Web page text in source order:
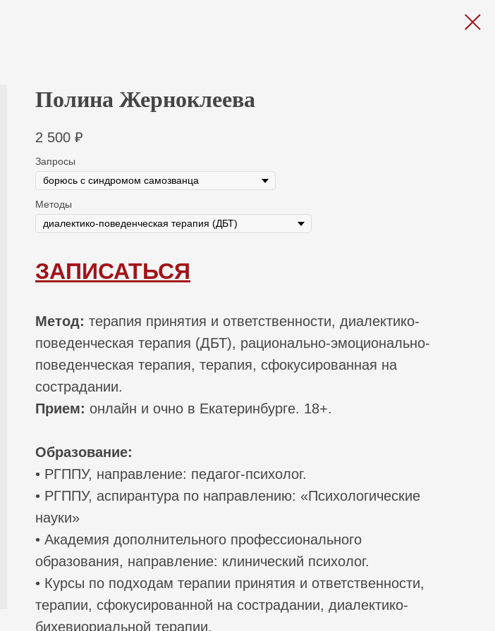
Полина Жерноклеева
2 500 ₽
Запросы
Методы
ЗАПИСАТЬСЯ
Метод: терапия принятия и ответственности, диалектико-
поведенческая терапия (ДБТ), рационально-эмоционально-
поведенческая терапия, терапия, сфокусированная на
сострадании.
Прием: онлайн и очно в Екатеринбурге. 18+.
Образование:
• РГППУ, направление: педагог-психолог.
• РГППУ, аспирантура по направлению: «Психологические
науки»
• Академия дополнительного профессионального
образования, направление: клинический психолог.
• Курсы по подходам терапии принятия и ответственности,
терапии, сфокусированной на сострадании, диалектико-
бихевиориальной терапии.